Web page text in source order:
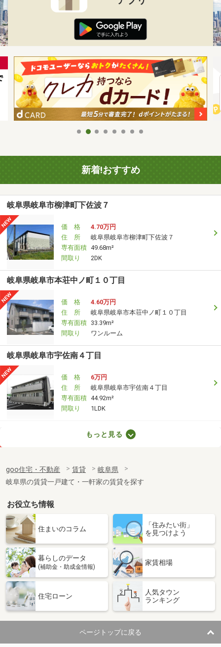
新着!おすすめ
岐阜県岐阜市柳津町下佐波７
価 格
4.70万円
住 所
岐阜県岐阜市柳津町下佐波７
専有面積 49.68m²
間取り
2DK
岐阜県岐阜市本荘中ノ町１０丁目
価 格
4.60万円
住 所
岐阜県岐阜市本荘中ノ町１０丁目
専有面積 33.39m²
間取り
ワンルーム
岐阜県岐阜市宇佐南４丁目
価 格
6万円
住 所
岐阜県岐阜市宇佐南４丁目
専有面積 44.92m²
間取り
1LDK
専有面積
26.49m²
間取り
1K
岐阜県岐阜市南鶉７
価 格
4.10万円
岐阜県岐阜市南鶉７
専有面積 26.49m²
間取り
岐阜県岐阜市南鶉７
住 所
岐阜県岐阜市南鶉７
専有面積 23.18m²
間取り
1K
もっと見る
goo住宅・不動産 賃貸
岐阜県
岐阜県の賃貸一戸建て・一軒家の賃貸を探す
お役立ち情報
住まいのコラム
「住みたい街」
を見つけよう
暮らしのデータ
(補助金・助成金情報)
家賃相場
住宅ローン
人気タウン
ランキング
ページトップに戻る